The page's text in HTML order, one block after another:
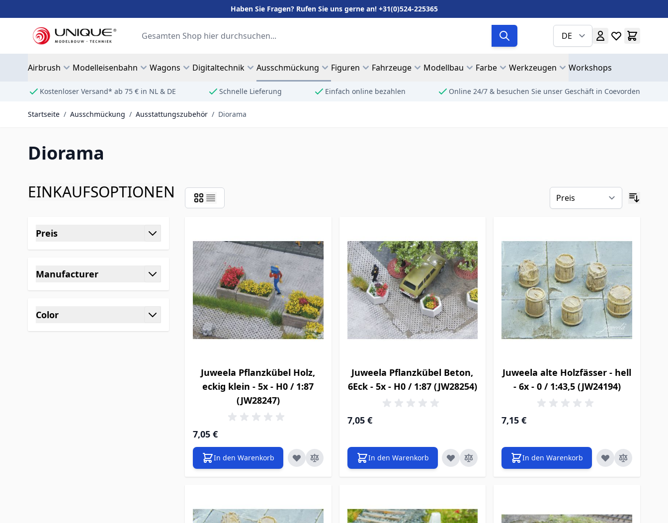
Haben Sie Fragen? Rufen Sie uns gerne an! +31(0)524-225365
DE
Suche
Airbrush Modelleisenbahn Wagons Digitaltechnik Ausschmückung Figuren Fahrzeuge Modellbau Farbe Werkzeugen Workshops
Kostenloser Versand* ab 75 € in NL & DE Schnelle Lieferung Einfach online bezahlen Online 24/7 & besuchen Sie unser Geschäft in Coevorden
Startseite / Ausschmückung / Ausstattungszubehör / Diorama
Diorama
EINKAUFSOPTIONEN
Zur Produktliste springen
Preis
Filter
Manufacturer
Filter
Color
Filter
Juweela Pflanzkübel Holz,
eckig klein - 5x - H0 / 1:87
(JW28247)
7,05 €
In den Warenkorb
Juweela Pflanzkübel Beton,
6Eck - 5x - H0 / 1:87 (JW28254)
7,05 €
In den Warenkorb
Juweela alte Holzfässer - hell
- 6x - 0 / 1:43,5 (JW24194)
7,15 €
In den Warenkorb